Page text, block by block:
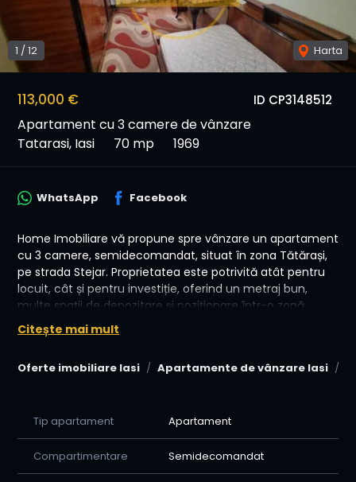
ID CP3148512
113,000 €
Apartament cu 3 camere de vânzare
Tatarasi, Iasi
70 mp 1969
1 /12 Harta
Oferte imobiliare Iasi Apartamente de vânzare Iasi
WhatsApp Facebook
Home Imobiliare vă propune spre vânzare un apartament
cu 3 camere, semidecomandat, situat în zona Tătărași,
pe strada Stejar. Proprietatea este potrivită atât pentru
locuit, cât și pentru investiție, oferind un metraj bun,
multe spații de depozitare și poziționare într-o zonă
liniștită.
🏠 Tip: apartament 3 camere, semidecomandat
🧱 An construcție: 1969
🔥 Confort: centrală proprie, 4 debarale, balcon mare,
termopan, ușă metalică, bloc termoizolat
Citește mai mult
Tip apartament Apartament
Compartimentare Semidecomandat